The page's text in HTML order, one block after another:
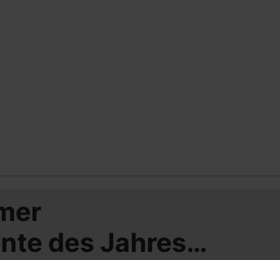
des Jahres…